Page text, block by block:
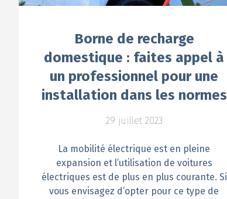
Menuiserie
Borne de recharge
domestique : faites appel à
un professionnel pour une
installation dans les normes
29 juillet 2023
La mobilité électrique est en pleine
expansion et l’utilisation de voitures
électriques est de plus en plus courante. Si
vous envisagez d’opter pour ce type de